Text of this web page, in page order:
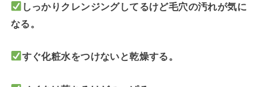
しっかりクレンジングしてるけど毛穴の汚れが気に
なる。
すぐ化粧水をつけないと乾燥する。